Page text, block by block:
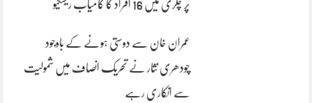
پر چکری میں 16 افراد کا کامیاب ریسکیو
عمران خان سے دوستی ہونے کے باوجود
چودھری نثار نے تحریک انصاف میں شمولیت
سے انکاری رہے